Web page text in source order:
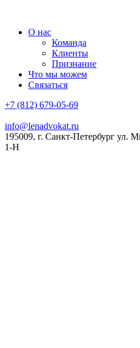
О нас
Команда
Клиенты
Признание
Что мы можем
Связаться
+7 (812) 679-05-69
info@lenadvokat.ru
195009, г. Санкт-Петербург ул.
1-Н